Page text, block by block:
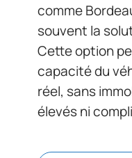
comme
souvent la
Cette option
capacité du
réel, sans
élevés ni